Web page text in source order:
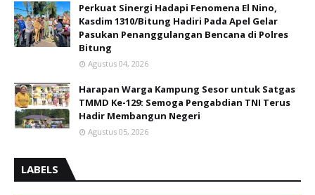
Perkuat Sinergi Hadapi Fenomena El Nino,
Kasdim 1310/Bitung Hadiri Pada Apel Gelar
Pasukan Penanggulangan Bencana di Polres
Bitung
Agustus 04, 2026
Harapan Warga Kampung Sesor untuk Satgas
TMMD Ke-129: Semoga Pengabdian TNI Terus
Hadir Membangun Negeri
Agustus 05, 2026
LABELS